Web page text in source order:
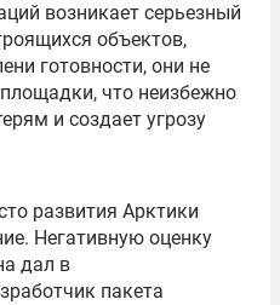
возникает серьезный
объектов,
готовности, они не
что неизбежно
и создает угрозу
развития Арктики
Негативную оценку
дал в
пакета